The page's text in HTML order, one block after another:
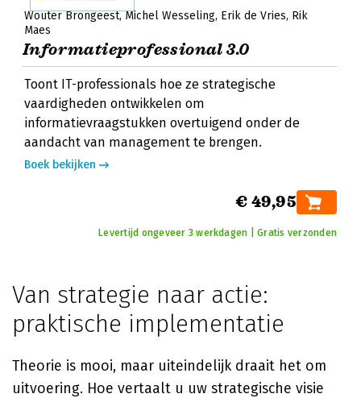
Wouter Brongeest Michel Wesseling Erik de Vries Rik
Maes
Informatieprofessional 3.0
Toont IT-professionals hoe ze strategische
vaardigheden ontwikkelen om
informatievraagstukken overtuigend onder de
aandacht van management te brengen.
Boek bekijken
€ 49,95
Levertijd ongeveer 3 werkdagen | Gratis verzonden
Van strategie naar actie:
praktische implementatie
Theorie is mooi, maar uiteindelijk draait het om
uitvoering. Hoe vertaalt u uw strategische visie